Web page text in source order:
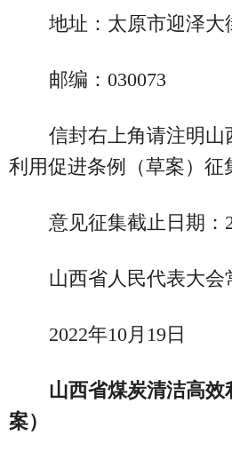
地址：太原市迎泽大
邮编：030073
信封右上角请注明山
利用促进条例（草案）征
意见征集截止日期：
山西省人民代表大会
2022年10月19日
山西省煤炭清洁高
案）